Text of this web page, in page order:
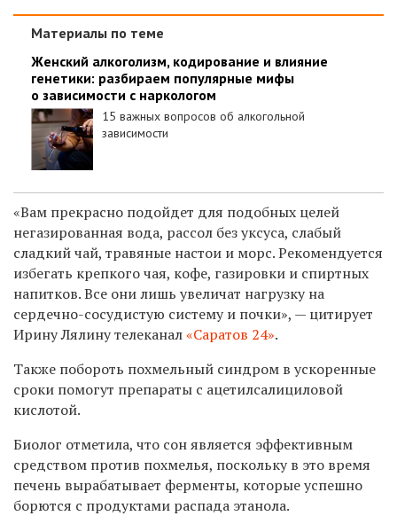
Материалы по теме
Женский алкоголизм, кодирование и влияние
генетики: разбираем популярные мифы
о зависимости с наркологом
15 важных вопросов об алкогольной
зависимости
«Вам прекрасно подойдет для подобных целей
негазированная вода, рассол без уксуса, слабый
сладкий чай, травяные настои и морс. Рекомендуется
избегать крепкого чая, кофе, газировки и спиртных
напитков. Все они лишь увеличат нагрузку на
сердечно-сосудистую систему и почки», — цитирует
Ирину Лялину телеканал«Саратов 24».
Также побороть похмельный синдром в ускоренные
сроки помогут препараты с ацетилсалициловой
кислотой.
Биолог отметила, что сон является эффективным
средством против похмелья, поскольку в это время
печень вырабатывает ферменты, которые успешно
борются с продуктами распада этанола.